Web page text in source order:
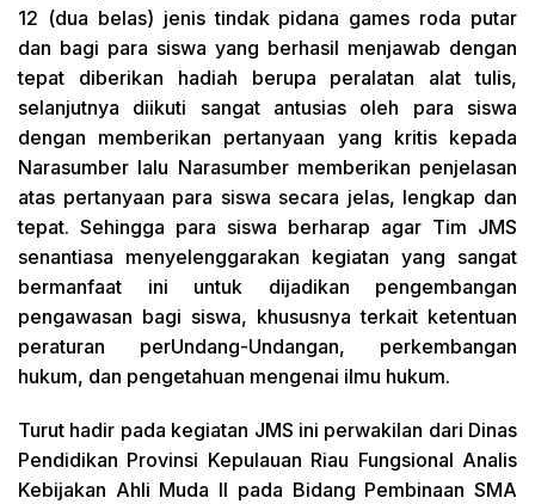
12 (dua belas) jenis tindak pidana games roda putar
dan bagi para siswa yang berhasil menjawab dengan
tepat diberikan hadiah berupa peralatan alat tulis,
selanjutnya diikuti sangat antusias oleh para siswa
dengan memberikan pertanyaan yang kritis kepada
Narasumber lalu Narasumber memberikan penjelasan
atas pertanyaan para siswa secara jelas, lengkap dan
tepat. Sehingga para siswa berharap agar Tim JMS
senantiasa menyelenggarakan kegiatan yang sangat
bermanfaat ini untuk dijadikan pengembangan
pengawasan bagi siswa, khususnya terkait ketentuan
peraturan perUndang-Undangan, perkembangan
hukum, dan pengetahuan mengenai ilmu hukum.
Turut hadir pada kegiatan JMS ini perwakilan dari Dinas
Pendidikan Provinsi Kepulauan Riau Fungsional Analis
Kebijakan Ahli Muda II pada Bidang Pembinaan SMA